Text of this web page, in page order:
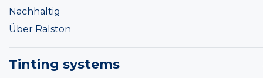
Nachhaltig
Über Ralston
Tinting systems